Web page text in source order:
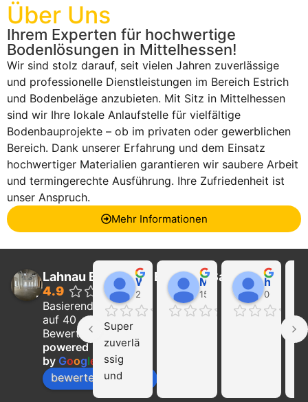
Über Uns
Ihrem Experten für hochwertige
Bodenlösungen in Mittelhessen!
Wir sind stolz darauf, seit vielen Jahren zuverlässige
und professionelle Dienstleistungen im Bereich Estrich
und Bodenbeläge anzubieten. Mit Sitz in Mittelhessen
sind wir Ihre lokale Anlaufstelle für vielfältige
Bodenbauprojekte – ob im privaten oder gewerblichen
Bereich. Dank unserer Erfahrung und dem Einsatz
hochwertiger Materialien garantieren wir saubere Arbeit
und termingerechte Ausführung. Ihre Zufriedenheit ist
unser Anspruch.
Mehr Informationen
Lahnau Bau GmbH Estrich & Sanierung
4.9
Basierend
auf 40
Bewertungen
powered
by Google
bewerte uns auf
Walter Wider
22:21 01 Feb 24
Super
zuverlä
ssig
und
Marcel Becker
15:39 31 Jan 24
hayat Nikolaeva
00:29 16